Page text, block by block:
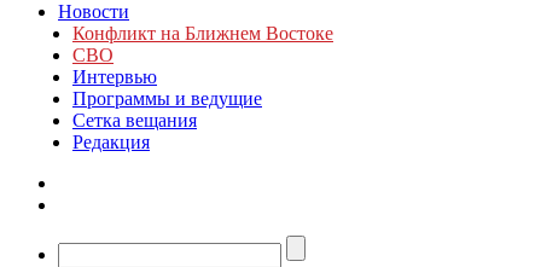
Новости
Конфликт на Ближнем Востоке
СВО
Интервью
Программы и ведущие
Сетка вещания
Редакция